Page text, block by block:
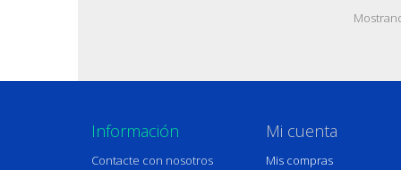
Información
Contacte con nosotros
Mi cuenta
Mis compras